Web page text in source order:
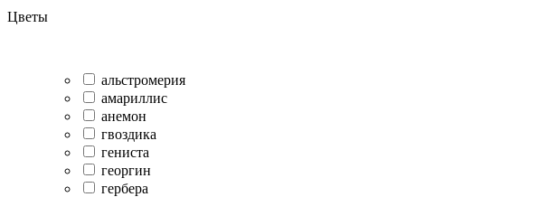
Цветы
альстромерия
амариллис
анемон
гвоздика
гениста
георгин
гербера